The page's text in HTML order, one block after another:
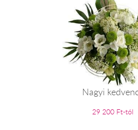
Nagyi
29 200 Ft-tól